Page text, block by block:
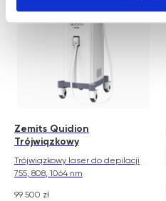
Zemits Quidion
Trójwiązkowy
Trójwiązkowy laser do depilacji
755, 808, 1064 nm
99 500 zł